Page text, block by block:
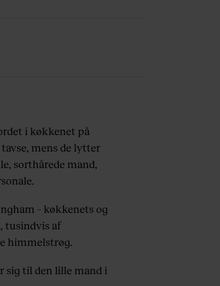
i køkkenet på
mens de lytter
sorthårede mand,
– køkkenets og
tusindvis af
himmelstrøg.
sig til den lille mand i